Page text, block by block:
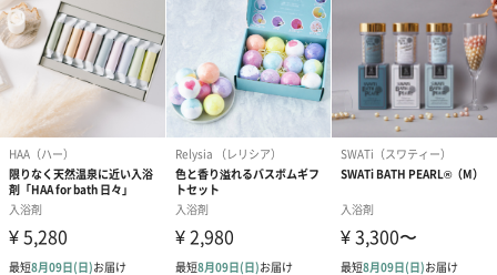
し、温浴効果でじんわりと発汗を促進。自然の恵みを感じるウッ
ディベースの香りで、日々の疲れを癒します。使い心地にこだわ
り、肌をいたわる成分をふんだんに使っています。
国産焼塩使用
鳴門の海水を高温で丁寧に焼き上げてつくられた粒子の細かい焼
塩を使用。